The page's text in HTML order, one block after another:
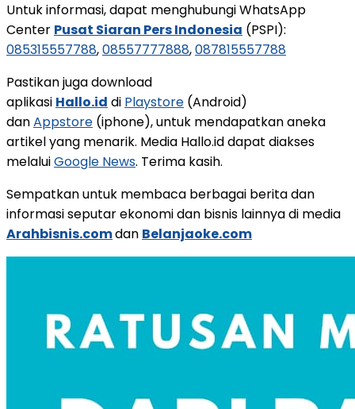
Untuk informasi, dapat menghubungi WhatsApp
Center Pusat Siaran Pers Indonesia (PSPI):
085315557788,08557777888,087815557788
Pastikan juga download
aplikasi Hallo.id di Playstore (Android)
danAppstore (iphone), untuk mendapatkan aneka
artikel yang menarik. Media Hallo.id dapat diakses
melaluiGoogle News. Terima kasih.
Sempatkan untuk membaca berbagai berita dan
informasi seputar ekonomi dan bisnis lainnya di media
Arahbisnis.comdan Belanjaoke.com